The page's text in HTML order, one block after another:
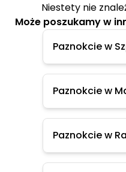
Niestety nie
Może poszukamy w
Paznokcie w
Paznokcie w
Paznokcie w